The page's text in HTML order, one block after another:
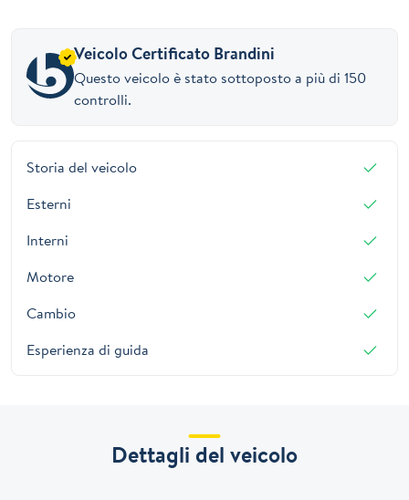
Veicolo Certificato Brandini
Questo veicolo è stato sottoposto a più di 150
controlli.
Storia del veicolo
Esterni
Interni
Motore
Cambio
Esperienza di guida
Dettagli del veicolo